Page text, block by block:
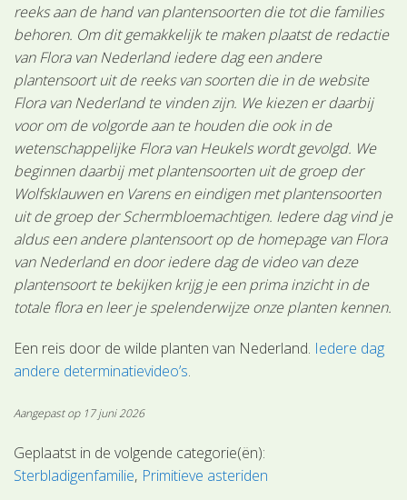
reeks aan de hand van plantensoorten die tot die families
behoren. Om dit gemakkelijk te maken plaatst de redactie
van Flora van Nederland iedere dag een andere
plantensoort uit de reeks van soorten die in de website
Flora van Nederland te vinden zijn. We kiezen er daarbij
voor om de volgorde aan te houden die ook in de
wetenschappelijke Flora van Heukels wordt gevolgd. We
beginnen daarbij met plantensoorten uit de groep der
Wolfsklauwen en Varens en eindigen met plantensoorten
uit de groep der Schermbloemachtigen. Iedere dag vind je
aldus een andere plantensoort op de homepage van Flora
van Nederland en door iedere dag de video van deze
plantensoort te bekijken krijg je een prima inzicht in de
totale flora en leer je spelenderwijze onze planten kennen.
Een reis door de wilde planten van Nederland. Iedere dag
andere determinatievideo’s.
Aangepast op 17 juni 2026
Geplaatst in de volgende categorie(ën):
Sterbladigenfamilie Primitieve asteriden